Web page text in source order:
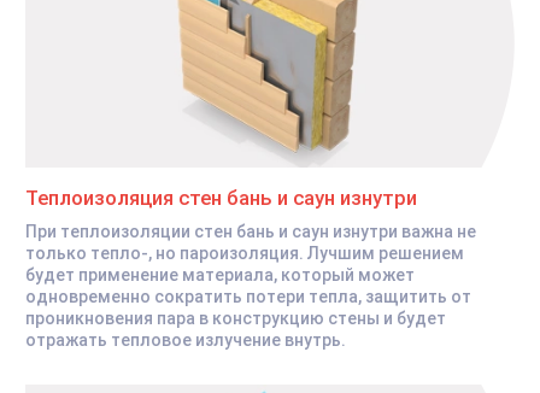
Теплоизоляция стен бань и саун изнутри
При теплоизоляции стен бань и саун изнутри важна не
только тепло-, но пароизоляция. Лучшим решением
будет применение материала, который может
одновременно сократить потери тепла, защитить от
проникновения пара в конструкцию стены и будет
отражать тепловое излучение внутрь.